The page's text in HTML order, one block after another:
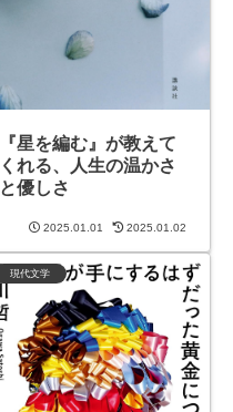
『星を編む』が教えて
くれる、人生の温かさ
と優しさ
2025.01.01 2025.01.02
現代文学